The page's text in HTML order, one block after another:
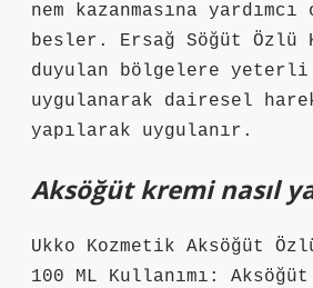
nem kazanmasına
besler. Ersağ Söğüt Özlü
duyulan bölgelere yeterli
uygulanarak dairesel
yapılarak uygulanır.
Aksöğüt kremi nasıl
Ukko Kozmetik Aksöğüt
100 ML Kullanımı: